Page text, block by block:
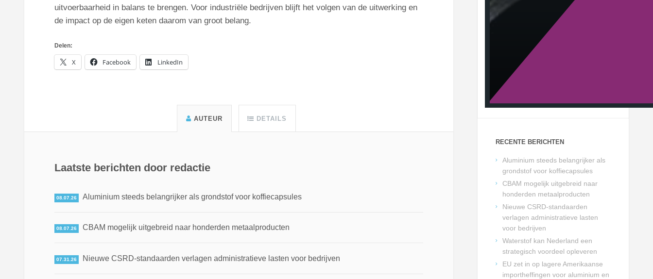
uitvoerbaarheid in balans te brengen. Voor industriële bedrijven blijft het volgen van de uitwerking en
de impact op de eigen keten daarom van groot belang.
Delen:
X Facebook LinkedIn
AUTEUR DETAILS
Laatste berichten door redactie
08.07.26 Aluminium steeds belangrijker als grondstof voor koffiecapsules
08.07.26 CBAM mogelijk uitgebreid naar honderden metaalproducten
07.31.26 Nieuwe CSRD-standaarden verlagen administratieve lasten voor bedrijven
RECENTE BERICHTEN
Aluminium steeds belangrijker als
grondstof voor koffiecapsules
CBAM mogelijk uitgebreid naar
honderden metaalproducten
Nieuwe CSRD-standaarden
verlagen administratieve lasten
voor bedrijven
Waterstof kan Nederland een
strategisch voordeel opleveren
EU zet in op lagere Amerikaanse
importheffingen voor aluminium en